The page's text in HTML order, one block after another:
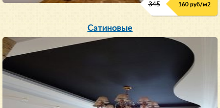
345 160 руб/м2
Сатиновые